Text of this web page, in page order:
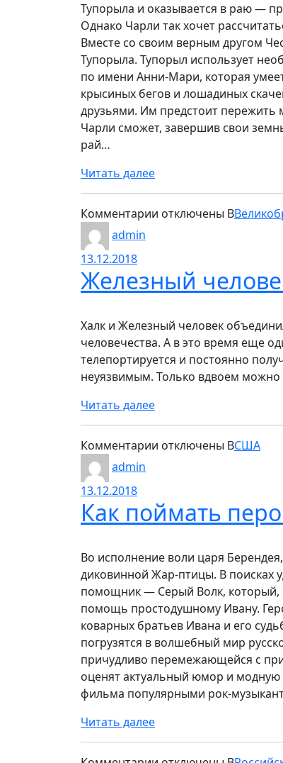
Тупорыла и оказывается в раю —
Однако Чарли так хочет
Вместе со своим верным другом
Тупорыла. Тупорыл использует
по имени Анни-Мари, которая
крысиных бегов и лошадиных
друзьями. Им предстоит
Чарли сможет, завершив свои
рай…
Читать далее
Комментарии к
попадают
в
отключены В
admin
13.12.2018
Железный
Халк и Железный человек
человечества. А в это время еще
телепортируется и постоянно
неуязвимым. Только вдвоем можно
Читать далее
Комментарии к
и
Халк:
героев
отключены ВСША
admin
13.12.2018
Как поймать
Во исполнение воли царя
диковинной Жар-птицы. В поисках
помощник — Серый Волк, который,
помощь простодушному Ивану.
коварных братьев Ивана и его
погрузятся в волшебный мир
причудливо перемежающейся с
оценят актуальный юмор и
фильма популярными рок-
Читать далее